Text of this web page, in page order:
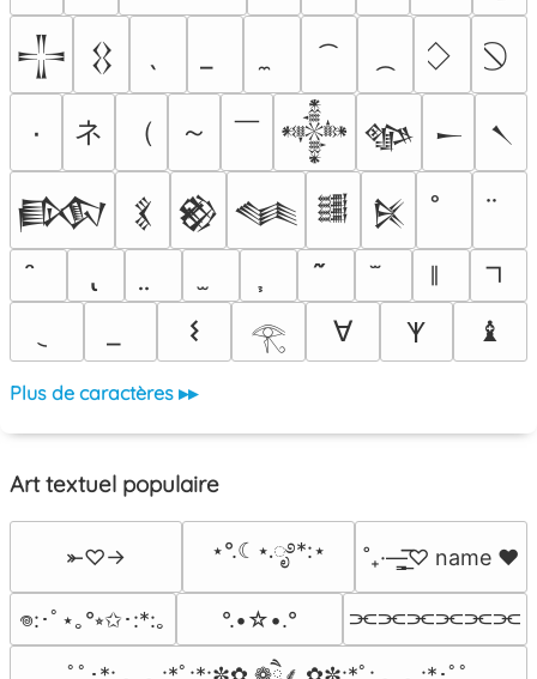
𒋲 𒌐
٠ ネ （ ～ ￣ 𒀱 𒀲 𒀸 𒀹
𒁃 𒃽 𒆙 𒈝 𒌃 𒍮
𐌔 𓂀 ∀ 𐊵 ♝
Plus de caractères ▸▸
Art textuel populaire
⤜♡→ ⋆°.☾⋆.ೃ࿔*:⋆ ˚₊·—̳͟͞͞♡ name ♥️
𖦹:･ﾟ⋆｡°⭒✩･:*:｡ °.•☆•.° ⫘⫘⫘⫘⫘⫘